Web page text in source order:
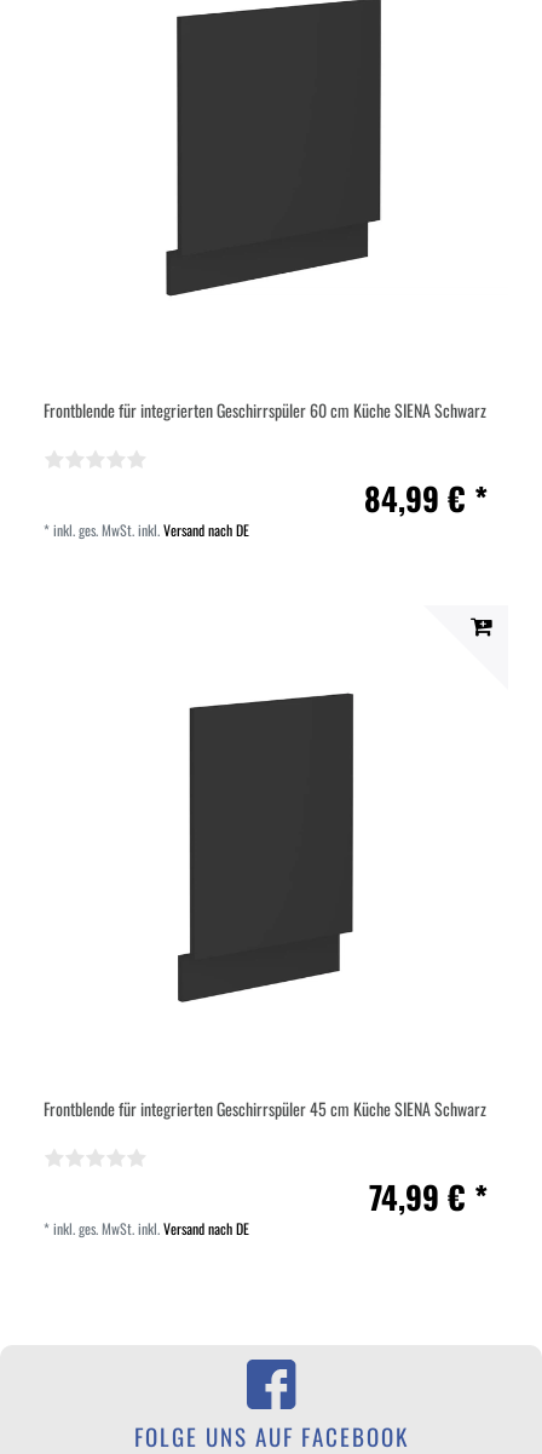
Frontblende für integrierten Geschirrspüler 60 cm Küche SIENA Schwarz
84,99 € *
*inkl. ges. MwSt.inkl.Versand nach DE
Frontblende für integrierten Geschirrspüler 45 cm Küche SIENA Schwarz
74,99 € *
*inkl. ges. MwSt.inkl.Versand nach DE
FOLGE UNS AUF FACEBOOK